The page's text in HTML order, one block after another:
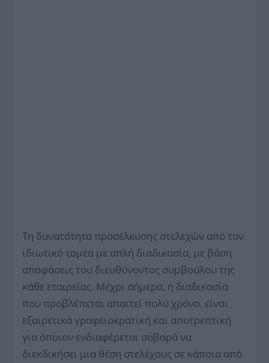
Τη δυνατότητα προσέλκυσης στελεχών από τον
ιδιωτικό τομέα με απλή διαδικασία, με βάση
αποφάσεις του διευθύνοντος συμβούλου της
κάθε εταιρείας. Μέχρι σήμερα, η διαδικασία
που προβλέπεται απαιτεί πολύ χρόνο, είναι
εξαιρετικά γραφειοκρατική και αποτρεπτική
για όποιον ενδιαφέρεται σοβαρά να
διεκδικήσει μια θέση στελέχους σε κάποια από